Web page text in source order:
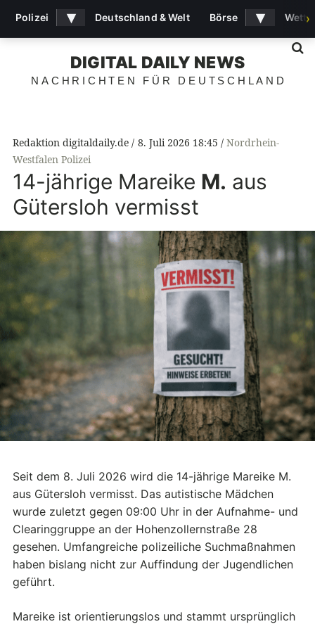
DIGITAL DAILY NEWS
NACHRICHTEN FÜR DEUTSCHLAND
Redaktion digitaldaily.de 8. Juli 2026 18:45
Nordrhein-
Westfalen Polizei
14-jährige Mareike M. aus
Gütersloh vermisst
Seit dem 8. Juli 2026 wird die 14-jährige Mareike M.
aus Gütersloh vermisst. Das autistische Mädchen
wurde zuletzt gegen 09:00 Uhr in der Aufnahme- und
Clearinggruppe an der Hohenzollernstraße 28
gesehen. Umfangreiche polizeiliche Suchmaßnahmen
haben bislang nicht zur Auffindung der Jugendlichen
geführt.
Mareike ist orientierungslos und stammt ursprünglich
Polizei ▾ Deutschland & Welt Börse ▾ ›